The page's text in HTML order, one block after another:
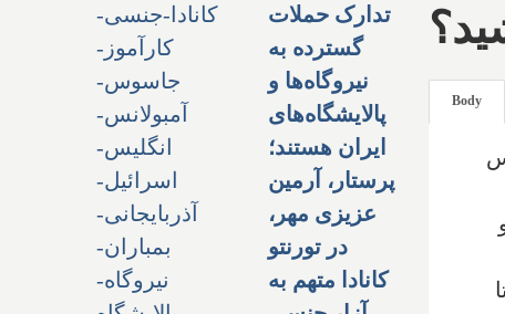
Body
تدارک حملات
گسترده به
نیروگاه‌ها و
پالایشگاه‌های
ایران هستند؛
پرستار، آرمین
عزیزی مهر،
در تورنتو
کانادا متهم به